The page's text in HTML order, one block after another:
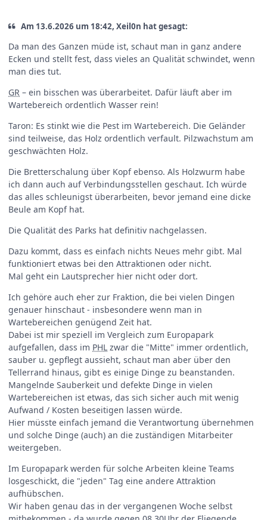
Am 13.6.2026 um 18:42, Xeil0n hat gesagt:
Da man des Ganzen müde ist, schaut man in ganz andere
Ecken und stellt fest, dass vieles an Qualität schwindet, wenn
man dies tut.
GR – ein bisschen was überarbeitet. Dafür läuft aber im
Wartebereich ordentlich Wasser rein!
Taron: Es stinkt wie die Pest im Wartebereich. Die Geländer
sind teilweise, das Holz ordentlich verfault. Pilzwachstum am
geschwächten Holz.
Die Bretterschalung über Kopf ebenso. Als Holzwurm habe
ich dann auch auf Verbindungsstellen geschaut. Ich würde
das alles schleunigst überarbeiten, bevor jemand eine dicke
Beule am Kopf hat.
Die Qualität des Parks hat definitiv nachgelassen.
Dazu kommt, dass es einfach nichts Neues mehr gibt. Mal
funktioniert etwas bei den Attraktionen oder nicht.
Mal geht ein Lautsprecher hier nicht oder dort.
Ich gehöre auch eher zur Fraktion, die bei vielen Dingen
genauer hinschaut - insbesondere wenn man in
Wartebereichen genügend Zeit hat.
Dabei ist mir speziell im Vergleich zum Europapark
aufgefallen, dass im PHL zwar die "Mitte" immer ordentlich,
sauber u. gepflegt aussieht, schaut man aber über den
Tellerrand hinaus, gibt es einige Dinge zu beanstanden.
Mangelnde Sauberkeit und defekte Dinge in vielen
Wartebereichen ist etwas, das sich sicher auch mit wenig
Aufwand / Kosten beseitigen lassen würde.
Hier müsste einfach jemand die Verantwortung übernehmen
und solche Dinge (auch) an die zuständigen Mitarbeiter
weitergeben.
Im Europapark werden für solche Arbeiten kleine Teams
losgeschickt, die "jeden" Tag eine andere Attraktion
aufhübschen.
Wir haben genau das in der vergangenen Woche selbst